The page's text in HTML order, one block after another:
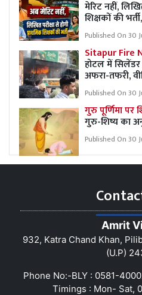
मेरिट नहीं,
शिक्षकों की
Published On 30
Sitapur Fire
होटल में
अफरा-तफरी,
Published On 30
गुरु पूर्णिमा पर
गुरु-शिष्य का
Published On 30
Amrit
932, Katra Chand Khan,
(U.P)
Phone No:-BLY : 0581-
Timings : Mon- Sat,